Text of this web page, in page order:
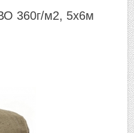
360г/м2, 5х6м